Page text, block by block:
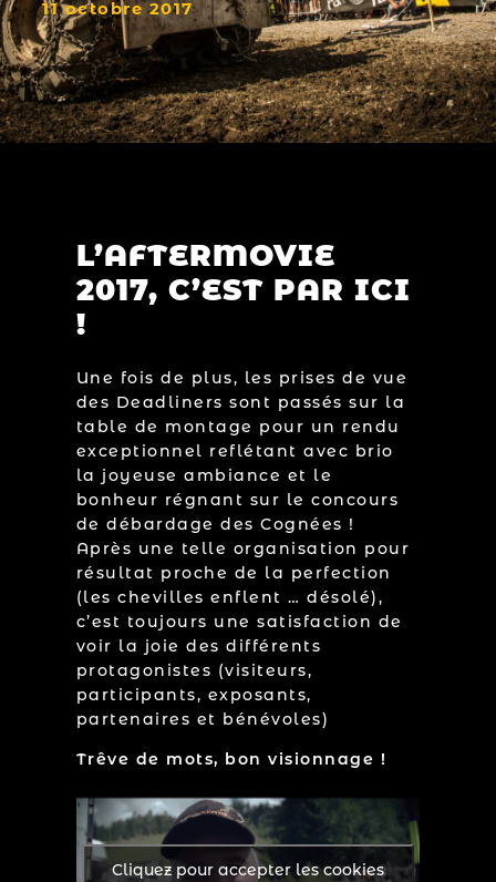
11 octobre 2017
L’AFTERMOVIE
2017, C’EST PAR ICI
!
Une fois de plus, les prises de vue
des Deadliners sont passés sur la
table de montage pour un rendu
exceptionnel reflétant avec brio
la joyeuse ambiance et le
bonheur régnant sur le concours
de débardage des Cognées !
Après une telle organisation pour
résultat proche de la perfection
(les chevilles enflent … désolé),
c’est toujours une satisfaction de
voir la joie des différents
protagonistes (visiteurs,
participants, exposants,
partenaires et bénévoles)
Trêve de mots, bon visionnage !
Cliquez pour accepter les cookies